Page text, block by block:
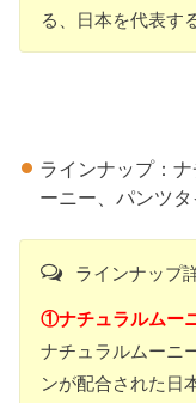
る、日本を代表す
ラインナップ：
ーニー、パンツ
ラインナップ
①ナチュラルムー
ナチュラルムーニ
ンが配合された日